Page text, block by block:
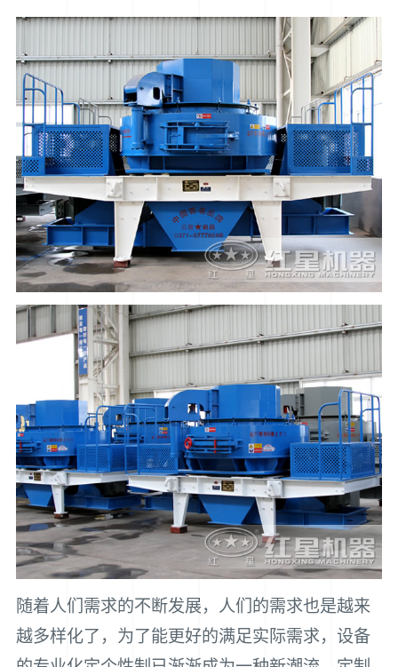
随着人们需求的不断发展，人们的需求也是越来
越多样化了，为了能更好的满足实际需求，设备